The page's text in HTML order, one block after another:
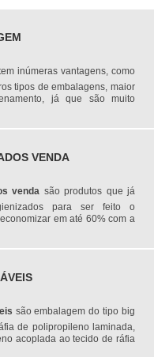
inúmeras vantagens, como
tipos de embalagens, maior
já que são muito
VENDA
venda são produtos que já
para ser feito o
em até 60% com a
são embalagem do tipo big
de polipropileno laminada,
acoplada ao tecido de ráfia